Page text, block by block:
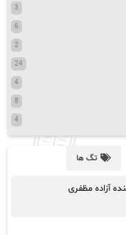
3
6
2
24
4
8
4
تگ ها
آزاده مظفری